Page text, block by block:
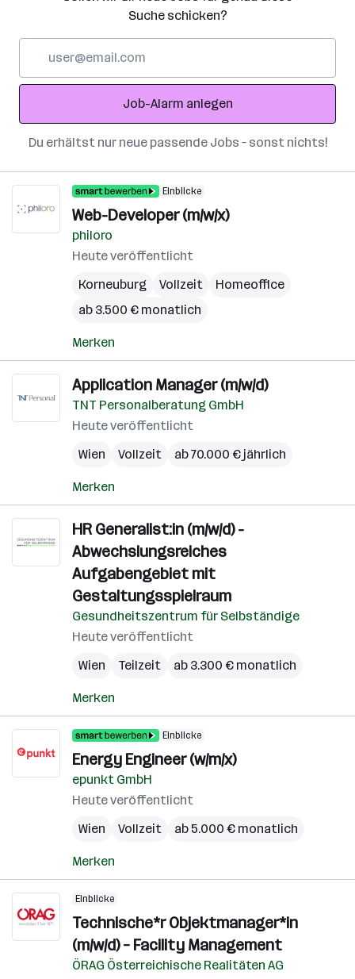
Suche schicken?
Adresse
Job-Alarm anlegen
Du erhältst nur neue passende Jobs – sonst nichts!
Einblicke
Web-Developer (m/w/x)
philoro
Heute veröffentlicht
Korneuburg
Vollzeit
Homeoffice
ab 3.500 € monatlich
Merken
Application Manager (m/w/d)
TNT Personalberatung GmbH
Heute veröffentlicht
Wien
Vollzeit ab 70.000 € jährlich
Merken
HR Generalist:in (m/w/d) -
Abwechslungsreiches
Aufgabengebiet mit
Gestaltungsspielraum
Gesundheitszentrum für Selbständige
Heute veröffentlicht
Wien
Teilzeit ab 3.300 € monatlich
Merken
Einblicke
Energy Engineer (w/m/x)
epunkt GmbH
Heute veröffentlicht
Wien
Vollzeit ab 5.000 € monatlich
Merken
Einblicke
Technische*r Objektmanager*in
(m/w/d) – Facility Management
ÖRAG Österreichische Realitäten AG